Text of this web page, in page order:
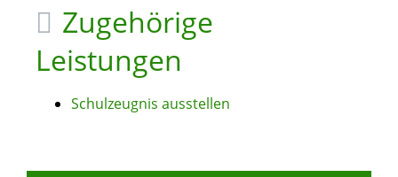
Zugehörige
Leistungen
Schulzeugnis ausstellen